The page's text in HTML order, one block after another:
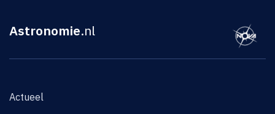
Astronomie.nl
Actueel